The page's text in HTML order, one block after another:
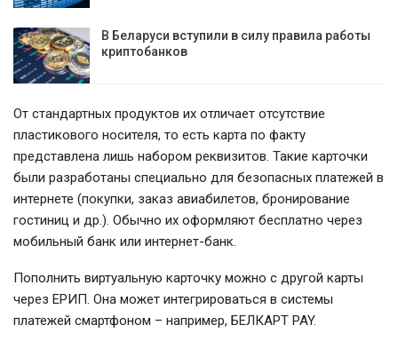
В Беларуси вступили в силу правила работы
криптобанков
От стандартных продуктов их отличает отсутствие
пластикового носителя, то есть карта по факту
представлена лишь набором реквизитов. Такие карточки
были разработаны специально для безопасных платежей в
интернете (покупки, заказ авиабилетов, бронирование
гостиниц и др.). Обычно их оформляют бесплатно через
мобильный банк или интернет-банк.
Пополнить виртуальную карточку можно с другой карты
через ЕРИП. Она может интегрироваться в системы
платежей смартфоном – например, БЕЛКАРТ PAY.